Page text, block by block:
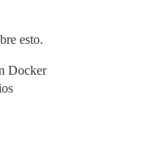
esto.
Docker